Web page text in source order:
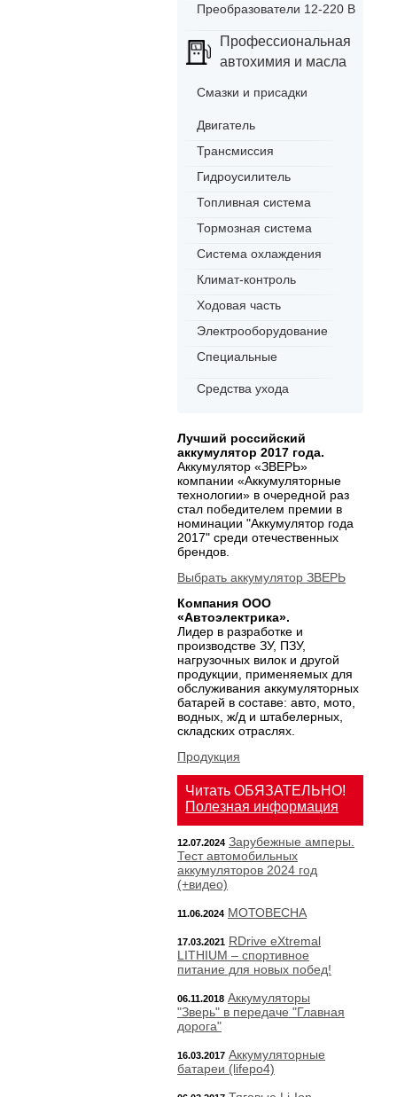
Преобразователи 12-220 В
Профессиональная
автохимия и масла
Смазки и присадки
Двигатель
Трансмиссия
Гидроусилитель
Топливная система
Тормозная система
Система охлаждения
Климат-контроль
Ходовая часть
Электрооборудование
Специальные
Средства ухода
Лучший российский
аккумулятор 2017 года.
Аккумулятор «ЗВЕРЬ»
компании «Аккумуляторные
технологии» в очередной раз
стал победителем премии в
номинации "Аккумулятор года
2017" среди отечественных
брендов.
Выбрать аккумулятор ЗВЕРЬ
Компания ООО
«Автоэлектрика».
Лидер в разработке и
производстве ЗУ, ПЗУ,
нагрузочных вилок и другой
продукции, применяемых для
обслуживания аккумуляторных
батарей в составе: авто, мото,
водных, ж/д и штабелерных,
складских отраслях.
Продукция
Читать ОБЯЗАТЕЛЬНО!
Полезная информация
12.07.2024 Зарубежные амперы.
Тест автомобильных
аккумуляторов 2024 год
(+видео)
11.06.2024 МОТОВЕСНА
17.03.2021 RDrive eXtremal
LITHIUM – спортивное
питание для новых побед!
06.11.2018 Аккумуляторы
"Зверь" в передаче "Главная
дорога"
16.03.2017 Аккумуляторные
батареи (lifepo4)